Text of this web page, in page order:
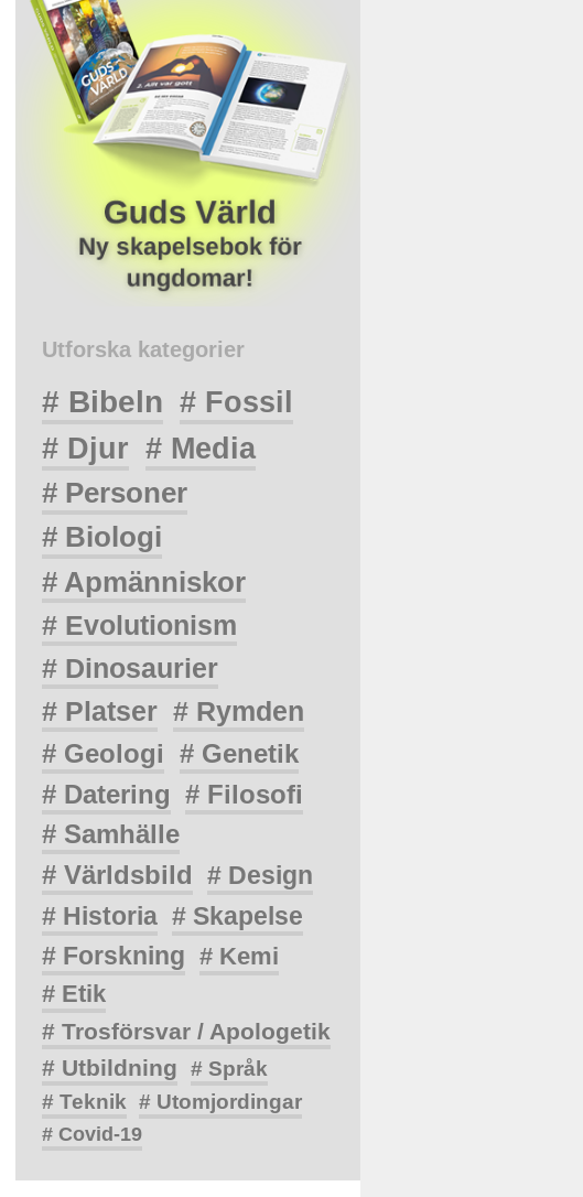
Utforska kategorier
# Bibeln # Fossil
# Djur # Media
# Personer
# Biologi
# Apmänniskor
# Evolutionism
# Dinosaurier
# Platser # Rymden
# Geologi # Genetik
# Datering # Filosofi
# Samhälle
# Världsbild # Design
# Historia # Skapelse
# Forskning # Kemi
# Etik
# Trosförsvar / Apologetik
# Utbildning
# Språk
# Teknik # Utomjordingar
# Covid-19